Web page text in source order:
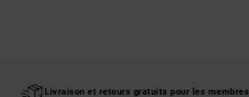
Livraison et retours gratuits pour les membres